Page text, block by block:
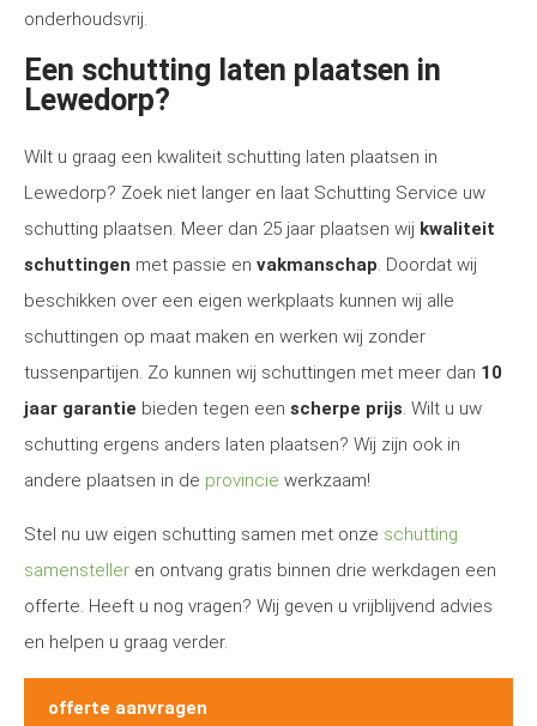
onderhoudsvrij.
Een schutting laten plaatsen in
Lewedorp?
Wilt u graag een kwaliteit schutting laten plaatsen in
Lewedorp? Zoek niet langer en laat Schutting Service uw
schutting plaatsen. Meer dan 25 jaar plaatsen wij kwaliteit
schuttingen met passie en vakmanschap. Doordat wij
beschikken over een eigen werkplaats kunnen wij alle
schuttingen op maat maken en werken wij zonder
tussenpartijen. Zo kunnen wij schuttingen met meer dan 10
jaar garantie bieden tegen een scherpe prijs. Wilt u uw
schutting ergens anders laten plaatsen? Wij zijn ook in
andere plaatsen in de provincie werkzaam!
Stel nu uw eigen schutting samen met onze schutting
samensteller en ontvang gratis binnen drie werkdagen een
offerte. Heeft u nog vragen? Wij geven u vrijblijvend advies
en helpen u graag verder.
offerte aanvragen